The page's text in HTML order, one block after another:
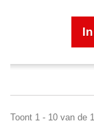
Toont 1 - 10 van de